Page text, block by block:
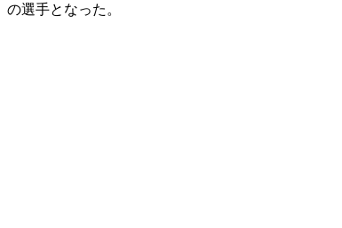
の選手となった。